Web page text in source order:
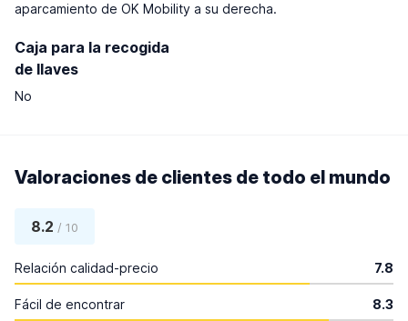
aparcamiento de OK Mobility a su derecha.
Caja para la recogida
de llaves
No
Valoraciones de clientes de todo el mundo
8.2 / 10
Relación calidad-precio 7.8
Fácil de encontrar 8.3